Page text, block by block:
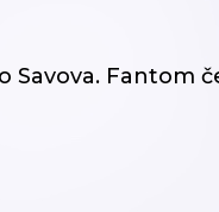
Savova. Fantom